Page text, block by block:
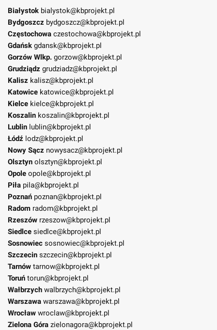
Białystok bialystok@kbprojekt.pl
Bydgoszcz bydgoszcz@kbprojekt.pl
Częstochowa czestochowa@kbprojekt.pl
Gdańsk gdansk@kbprojekt.pl
Gorzów Wlkp. gorzow@kbprojekt.pl
Grudziądz grudziadz@kbprojekt.pl
Kalisz kalisz@kbprojekt.pl
Katowice katowice@kbprojekt.pl
Kielce kielce@kbprojekt.pl
Koszalin koszalin@kbprojekt.pl
Lublin lublin@kbprojekt.pl
Łódź lodz@kbprojekt.pl
Nowy Sącz nowysacz@kbprojekt.pl
Olsztyn olsztyn@kbprojekt.pl
Opole opole@kbprojekt.pl
Piła pila@kbprojekt.pl
Poznań poznan@kbprojekt.pl
Radom radom@kbprojekt.pl
Rzeszów rzeszow@kbprojekt.pl
Siedlce siedlce@kbprojekt.pl
Sosnowiec sosnowiec@kbprojekt.pl
Szczecin szczecin@kbprojekt.pl
Tarnów tarnow@kbprojekt.pl
Toruń torun@kbprojekt.pl
Wałbrzych walbrzych@kbprojekt.pl
Warszawa warszawa@kbprojekt.pl
Wrocław wroclaw@kbprojekt.pl
Zielona Góra zielonagora@kbprojekt.pl